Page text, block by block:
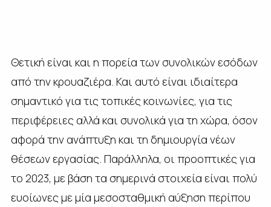
Θετική είναι και η πορεία των συνολικών εσόδων
από την κρουαζιέρα. Και αυτό είναι ιδιαίτερα
σημαντικό για τις τοπικές κοινωνίες, για τις
περιφέρειες αλλά και συνολικά για τη χώρα, όσον
αφορά την ανάπτυξη και τη δημιουργία νέων
θέσεων εργασίας. Παράλληλα, οι προοπτικές για
το 2023, με βάση τα σημερινά στοιχεία είναι πολύ
ευοίωνες με μία μεσοσταθμική αύξηση περίπου